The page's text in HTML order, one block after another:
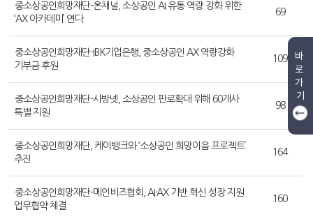
중소상공인희망재단-온채널, 소상공인 AI 유통 역량 강화 위한
‘AX 아카데미’ 연다
69
중소상공인희망재단-IBK기업은행, 중소상공인 AX 역량강화
기부금 후원
109
중소상공인희망재단-사방넷, 소상공인 판로확대 위해 60개사
특별 지원
98
중소상공인희망재단, 케이뱅크와 ‘소상공인 희망이음 프로젝트’
추진
164
중소상공인희망재단-메인비즈협회, AI·AX 기반 혁신 성장 지원
업무협약 체결
160
바
로
가
기